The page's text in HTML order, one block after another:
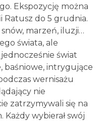
Ekspozycję można
Ratusz do 5 grudnia.
marzeń, iluzji…
świata, ale
świat
baśniowe, intrygujące
wernisażu
nie
zatrzymywali się na
wybierał swój